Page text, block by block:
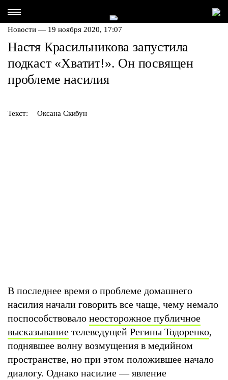
Новости — 19 ноября 2020, 17:07
Настя Красильникова запустила
подкаст «Хватит!». Он посвящен
проблеме насилия
Текст: Оксана Скибун
В последнее время о проблеме домашнего
насилия начали говорить все чаще, чему немало
поспособствовало неосторожное публичное
высказывание телеведущей Регины Тодоренко,
поднявшее волну возмущения в медийном
пространстве, но при этом положившее начало
диалогу. Однако насилие — явление